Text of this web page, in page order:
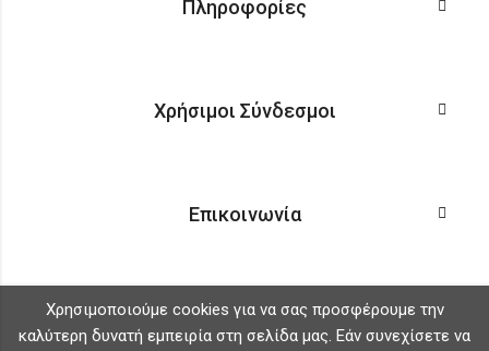
Πληροφορίες
Χρήσιμοι Σύνδεσμοι
Επικοινωνία
Χρησιμοποιούμε cookies για να σας προσφέρουμε την
καλύτερη δυνατή εμπειρία στη σελίδα μας. Εάν συνεχίσετε να